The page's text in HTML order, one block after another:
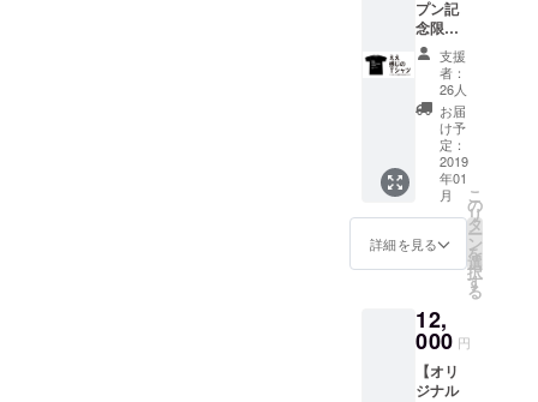
す。
オープ
ン２０
１９年
１月予
定） ◎
来店時
にオリ
ジナル
ステッ
カー進
呈致し
ます ◎
ギャラ
にお名
前をク
レジッ
ト致し
ます ※
プン記
念限定
オリジ
ナルＴ
シャツ
コー
ス】
◎Snar
Liquidw
orksオ
リジナ
ルＴ
シャツ
（オー
念デザ
イン限
定制
作！）
をお送
支援
者：
26人
お届
け予
定：
2019
年01
月
詳細を見る
こ
の
リ
タ
ー
ン
を
選
択
す
る
12,
000 円
【オリ
ジナル